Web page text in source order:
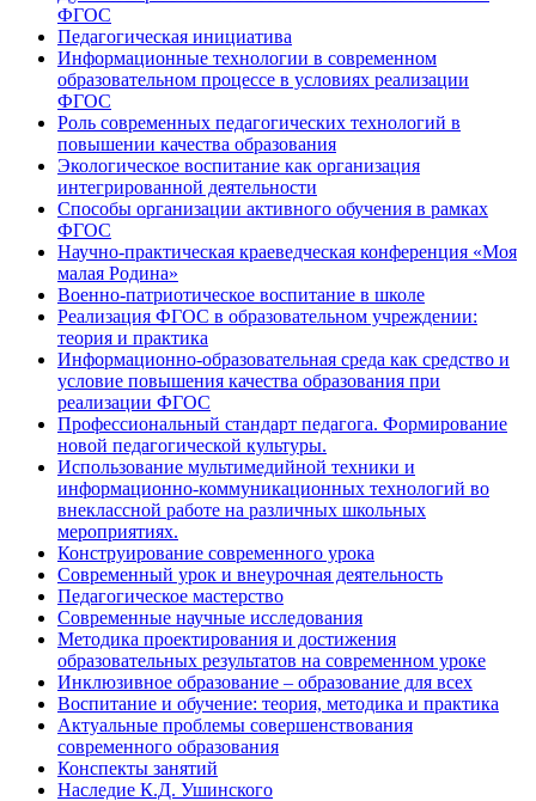
ФГОС
Педагогическая инициатива
Информационные технологии в современном
образовательном процессе в условиях реализации
ФГОС
Роль современных педагогических технологий в
повышении качества образования
Экологическое воспитание как организация
интегрированной деятельности
Способы организации активного обучения в рамках
ФГОС
Научно-практическая краеведческая конференция «Моя
малая Родина»
Военно-патриотическое воспитание в школе
Реализация ФГОС в образовательном учреждении:
теория и практика
Информационно-образовательная среда как средство и
условие повышения качества образования при
реализации ФГОС
Профессиональный стандарт педагога. Формирование
новой педагогической культуры.
Использование мультимедийной техники и
информационно-коммуникационных технологий во
внеклассной работе на различных школьных
мероприятиях.
Конструирование современного урока
Современный урок и внеурочная деятельность
Педагогическое мастерство
Современные научные исследования
Методика проектирования и достижения
образовательных результатов на современном уроке
Инклюзивное образование – образование для всех
Воспитание и обучение: теория, методика и практика
Актуальные проблемы совершенствования
современного образования
Конспекты занятий
Наследие К.Д. Ушинского